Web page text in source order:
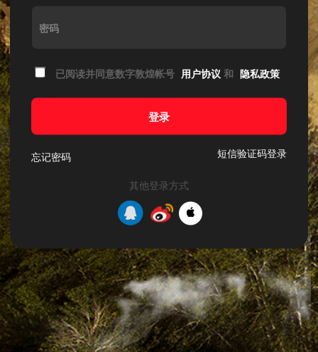
密码
已阅读并同意数字敦煌帐号 用户协议 和 隐私政策
登录
忘记密码 短信验证码登录
其他登录方式